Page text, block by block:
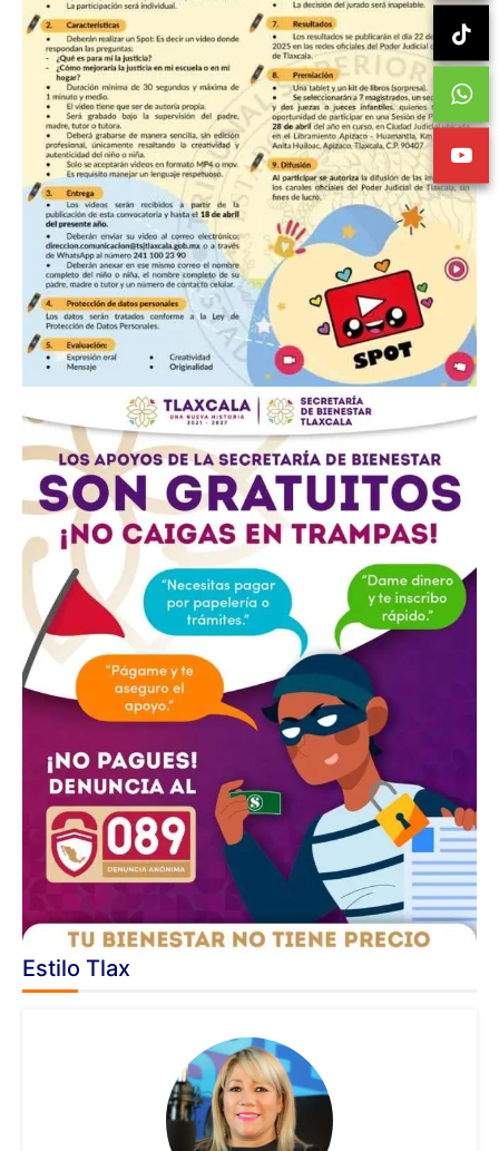
Estilo Tlax